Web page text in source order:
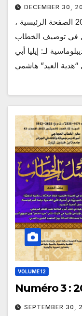
DECEMBER 30,
العدد 4 – المجلد 12 :30-12-2023 الصفحة الرئيسية ،
في توصيف الخطاب
لـ: إيليا أبي
VOLUME 12
SEPTEMBER 30,